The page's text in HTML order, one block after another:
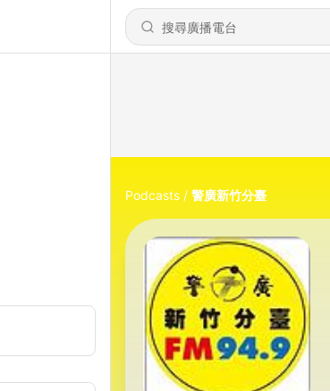
Podcasts 警廣新竹分臺